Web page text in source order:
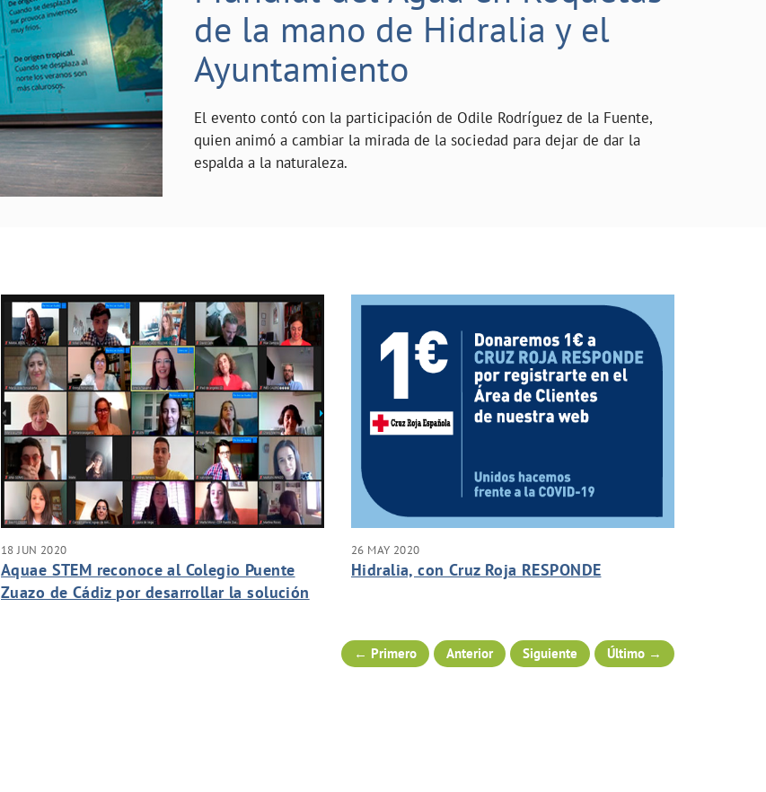
de la mano de Hidralia y el
Ayuntamiento
El evento contó con la participación de Odile Rodríguez de la Fuente,
quien animó a cambiar la mirada de la sociedad para dejar de dar la
espalda a la naturaleza.
18 JUN 2020
Aquae STEM reconoce al Colegio Puente
Zuazo de Cádiz por desarrollar la solución
26 MAY 2020
Hidralia, con Cruz Roja RESPONDE
← Primero Anterior Siguiente Último →